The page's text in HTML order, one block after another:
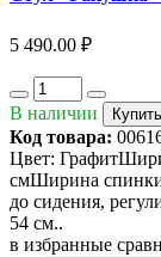
5 490.00 ₽
В наличии Купить
Код товара:
Цвет:
смШирина
до сидения,
54 см..
в избранные